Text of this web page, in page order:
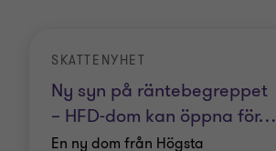
Ny syn på räntebegreppet
– HFD-dom kan öppna för…
SKATTENYHET
En ny dom från Högsta